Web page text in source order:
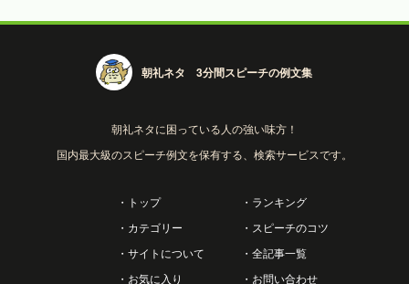
朝礼ネタ 3分間スピーチの例文集
朝礼ネタに困っている人の強い味方！
国内最大級のスピーチ例文を保有する、検索サービスです。
・トップ
・カテゴリー
・サイトについて
・お気に入り
・ランキング
・スピーチのコツ
・全記事一覧
・お問い合わせ